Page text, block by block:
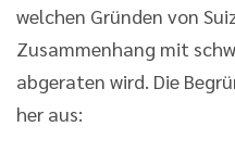
welchen Gründen von
Zusammenhang mit
abgeraten wird. Die
her aus: